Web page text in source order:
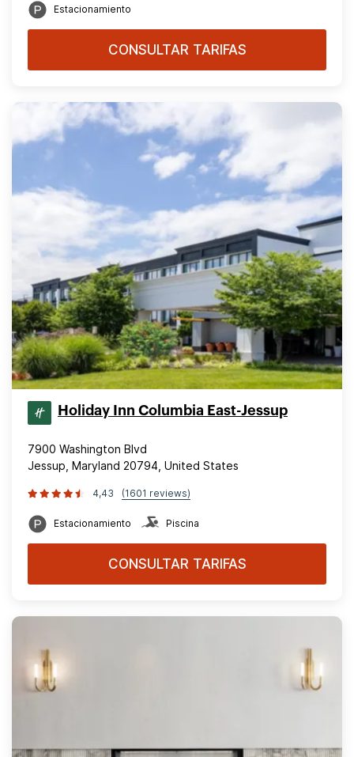
Estacionamiento
CONSULTAR TARIFAS
Holiday Inn Columbia East-Jessup
7900 Washington Blvd
Jessup, Maryland 20794, United States
4,43 (1601 reviews)
Estacionamiento Piscina
CONSULTAR TARIFAS